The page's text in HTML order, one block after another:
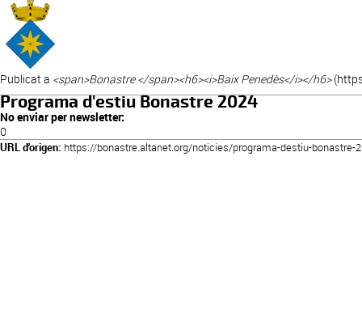
Publicat a <span>Bonastre </span><h6><i>Baix Penedès</i></h6>(
Programa d'estiu Bonastre 2024
No enviar per newsletter:
0
URL d'origen: https://bonastre.altanet.org/noticies/programa-destiu-bonastre-